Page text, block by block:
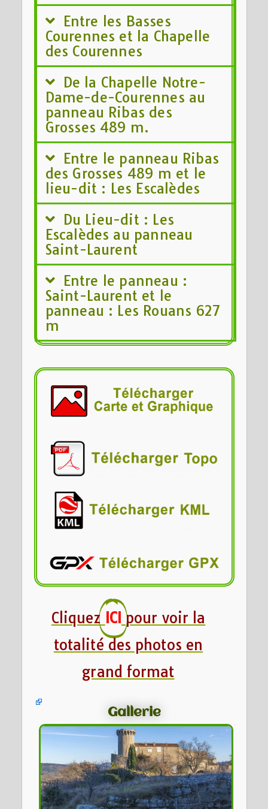
Entre les Basses
Courennes et la Chapelle
des Courennes
De la Chapelle Notre-
Dame-de-Courennes au
panneau Ribas des
Grosses 489 m.
Entre le panneau Ribas
des Grosses 489 m et le
lieu-dit : Les Escalèdes
Du Lieu-dit : Les
Escalèdes au panneau
Saint-Laurent
Entre le panneau :
Saint-Laurent et le
panneau : Les Rouans 627
m
Cliquez ICI pour voir la
totalité des photos en
grand format
Gallerie